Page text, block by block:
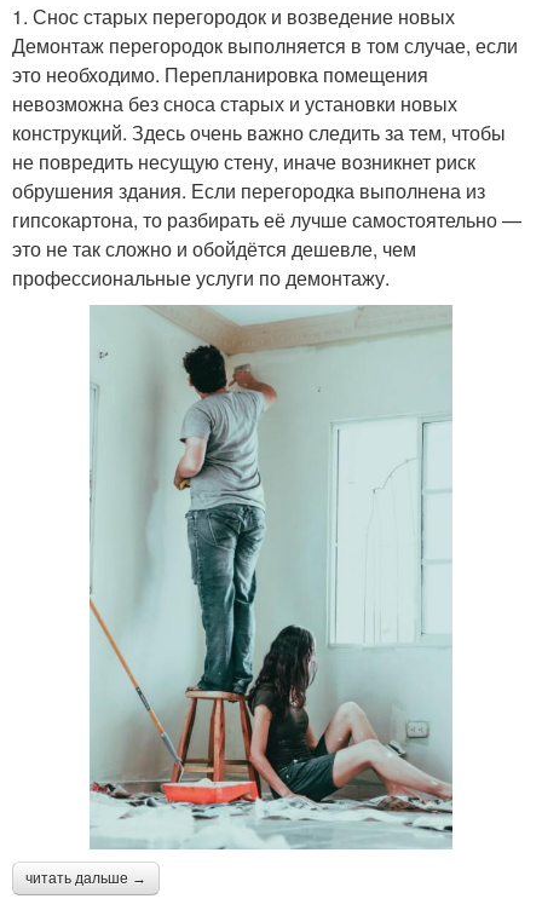
1. Снос старых перегородок и возведение новых
Демонтаж перегородок выполняется в том случае, если
это необходимо. Перепланировка помещения
невозможна без сноса старых и установки новых
конструкций. Здесь очень важно следить за тем, чтобы
не повредить несущую стену, иначе возникнет риск
обрушения здания. Если перегородка выполнена из
гипсокартона, то разбирать её лучше самостоятельно —
это не так сложно и обойдётся дешевле, чем
профессиональные услуги по демонтажу.
читать дальше →